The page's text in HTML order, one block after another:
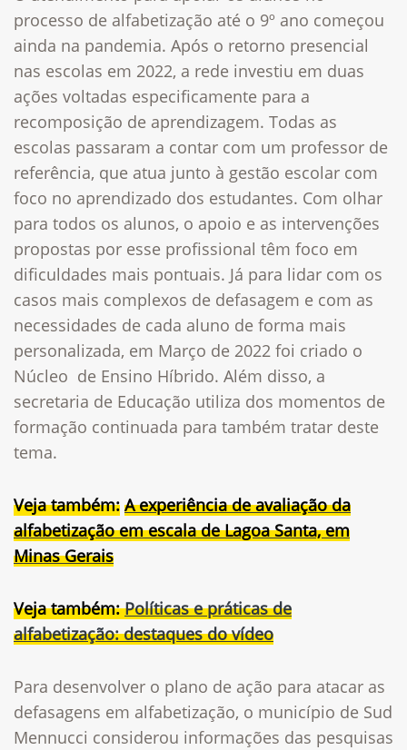
processo de alfabetização até o 9º ano começou
ainda na pandemia. Após o retorno presencial
nas escolas em 2022, a rede investiu em duas
ações voltadas especificamente para a
recomposição de aprendizagem. Todas as
escolas passaram a contar com um professor de
referência, que atua junto à gestão escolar com
foco no aprendizado dos estudantes. Com olhar
para todos os alunos, o apoio e as intervenções
propostas por esse profissional têm foco em
dificuldades mais pontuais. Já para lidar com os
casos mais complexos de defasagem e com as
necessidades de cada aluno de forma mais
personalizada, em Março de 2022 foi criado o
Núcleo de Ensino Híbrido. Além disso, a
secretaria de Educação utiliza dos momentos de
formação continuada para também tratar deste
tema.
Veja também: A experiência de avaliação da
alfabetização em escala de Lagoa Santa, em
Minas Gerais
Veja também:Políticas e práticas de
alfabetização: destaques do vídeo
Para desenvolver o plano de ação para atacar as
defasagens em alfabetização, o município de Sud
Mennucci considerou informações das pesquisas